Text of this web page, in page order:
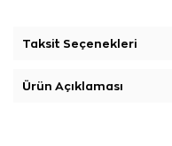
Taksit Seçenekleri
Ürün Açıklaması